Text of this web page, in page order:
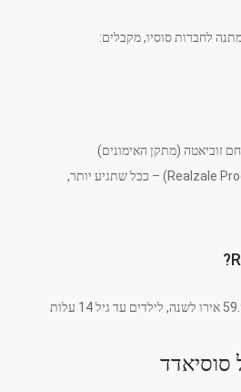
לחברות סוסיו, מקבלים:
זוביאטה (מתקן האימונים)
צבירת נקודות נאמנות (Realzale Programa) – ככל שתגיע יותר,
בעונת 2024/25: למבוגרים 59.95 אירו לשנה, לילדים עד גיל 14 עלות